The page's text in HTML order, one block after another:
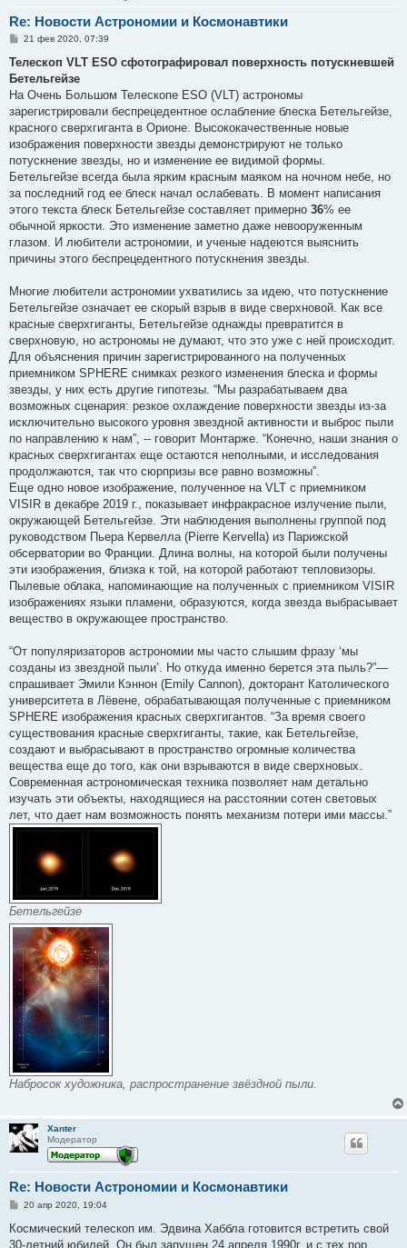
Re: Новости Астрономии и Космонавтики
С
о
щ
е
и
е
21 фев 2020, 07:39
Телескоп VLT ESO сфотографировал поверхность потускневшей
Бетельгейзе
На Очень Большом Телескопе ESO (VLT) астрономы
зарегистрировали беспрецедентное ослабление блеска Бетельгейзе,
красного сверхгиганта в Орионе. Высококачественные новые
изображения поверхности звезды демонстрируют не только
потускнение звезды, но и изменение ее видимой формы.
Бетельгейзе всегда была ярким красным маяком на ночном небе, но
за последний год ее блеск начал ослабевать. В момент написания
этого текста блеск Бетельгейзе составляет примерно 36% ее
обычной яркости. Это изменение заметно даже невооруженным
глазом. И любители астрономии, и ученые надеются выяснить
причины этого беспрецедентного потускнения звезды.
Многие любители астрономии ухватились за идею, что потускнение
Бетельгейзе означает ее скорый взрыв в виде сверхновой. Как все
красные сверхгиганты, Бетельгейзе однажды превратится в
сверхновую, но астрономы не думают, что это уже с ней происходит.
Для объяснения причин зарегистрированного на полученных
приемником SPHERE снимках резкого изменения блеска и формы
звезды, у них есть другие гипотезы. “Мы разрабатываем два
возможных сценария: резкое охлаждение поверхности звезды из-за
исключительно высокого уровня звездной активности и выброс пыли
по направлению к нам”, -- говорит Монтарже. “Конечно, наши знания о
красных сверхгигантах еще остаются неполными, и исследования
продолжаются, так что сюрпризы все равно возможны”.
Еще одно новое изображение, полученное на VLT с приемником
VISIR в декабре 2019 г., показывает инфракрасное излучение пыли,
окружающей Бетельгейзе. Эти наблюдения выполнены группой под
руководством Пьера Кервелла (Pierre Kervella) из Парижской
обсерватории во Франции. Длина волны, на которой были получены
эти изображения, близка к той, на которой работают тепловизоры.
Пылевые облака, напоминающие на полученных с приемником VISIR
изображениях языки пламени, образуются, когда звезда выбрасывает
вещество в окружающее пространство.
“От популяризаторов астрономии мы часто слышим фразу ‘мы
созданы из звездной пыли’. Но откуда именно берется эта пыль?”—
спрашивает Эмили Кэннон (Emily Cannon), докторант Католического
университета в Лёвене, обрабатывающая полученные с приемником
SPHERE изображения красных сверхгигантов. “За время своего
существования красные сверхгиганты, такие, как Бетельгейзе,
создают и выбрасывают в пространство огромные количества
вещества еще до того, как они взрываются в виде сверхновых.
Современная астрономическая техника позволяет нам детально
изучать эти объекты, находящиеся на расстоянии сотен световых
лет, что дает нам возможность понять механизм потери ими массы.”
Бетельгейзе
Набросок художника, распространение звёздной пыли.
Xanter
Модератор
Re: Новости Астрономии и Космонавтики
С
о
20 апр 2020, 19:04
Космический телескоп им. Эдвина Хаббла готовится встретить свой
30-летний юбилей. Он был запущен 24 апреля 1990г. и с тех пор